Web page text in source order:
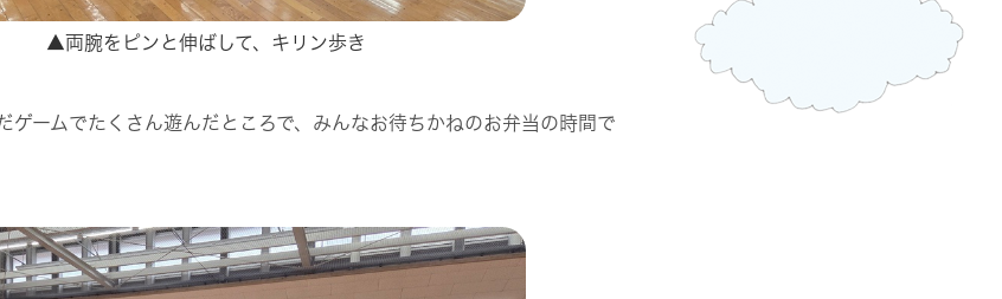
▲両腕をピンと伸ばして、キリン歩き
ゲームでたくさん遊んだところで、みんなお待ちかねのお弁当の時間で